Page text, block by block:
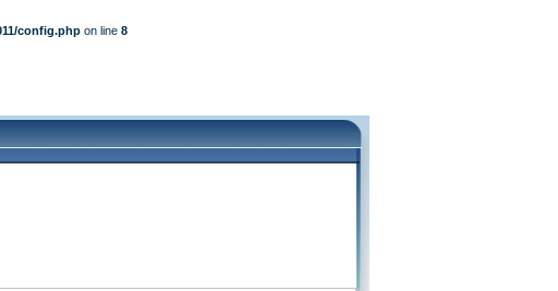
config.php on line 8